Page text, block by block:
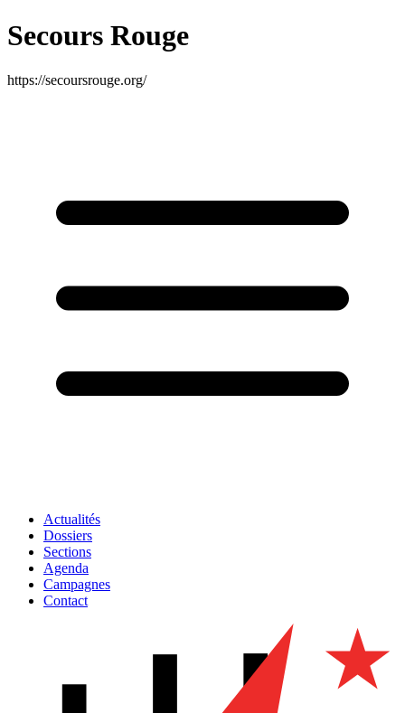
Secours Rouge
https://secoursrouge.org/
Actualités
Dossiers
Sections
Agenda
Campagnes
Contact